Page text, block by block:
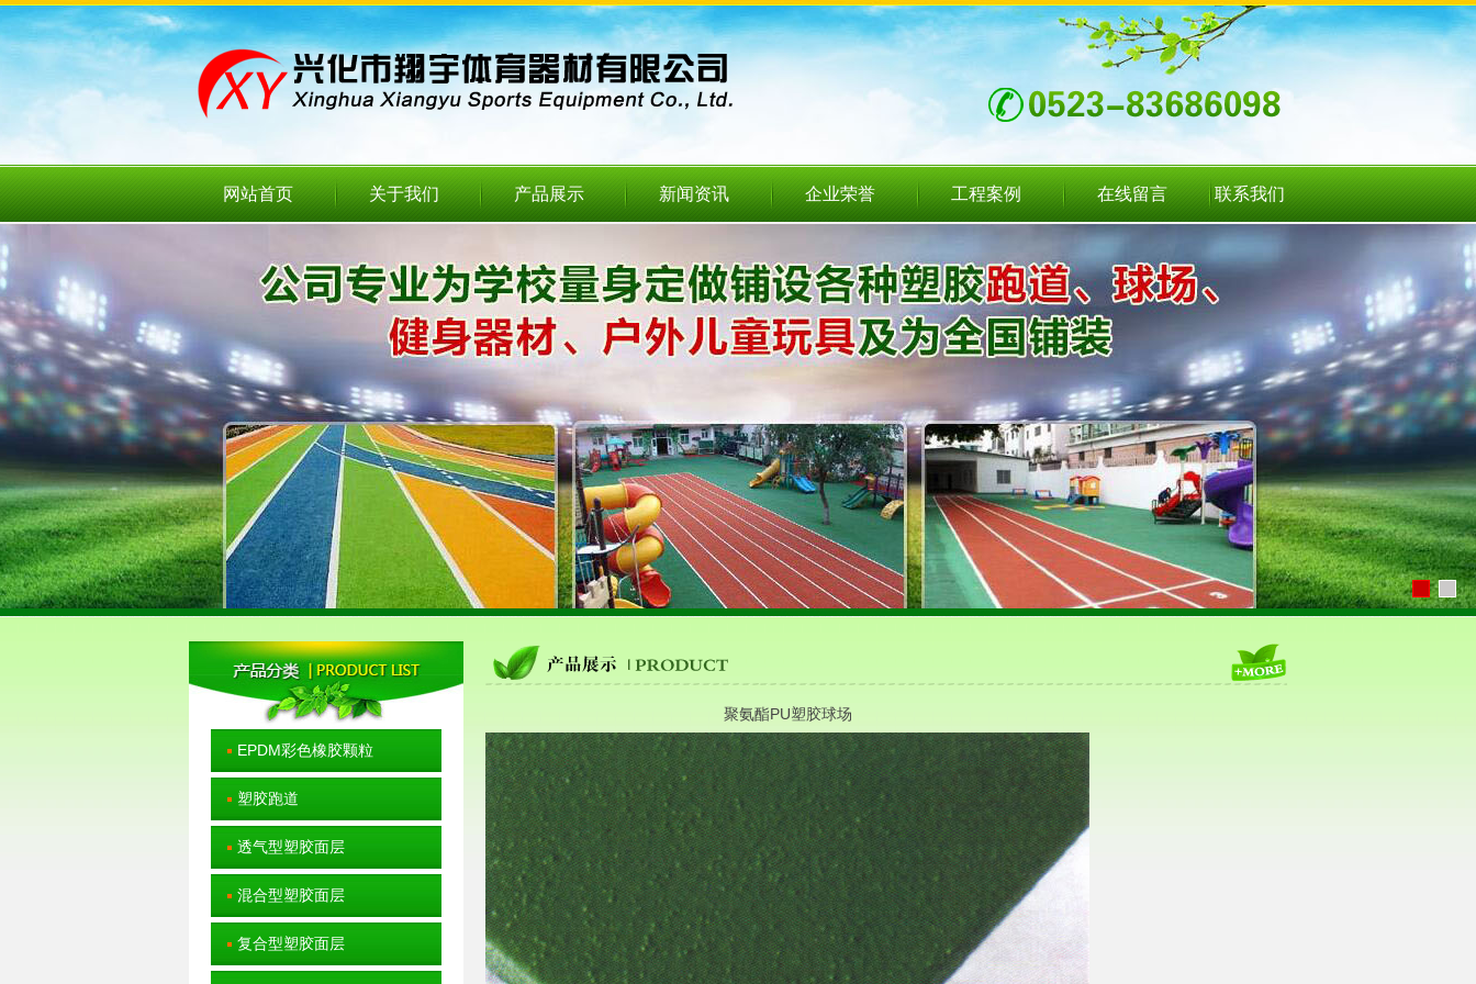
网站首页 关于我们 产品展示 新闻资讯 企业荣誉 工程案例 在线留言 联系我们
EPDM彩色橡胶颗粒
塑胶跑道
透气型塑胶面层
混合型塑胶面层
复合型塑胶面层
聚氨酯PU塑胶球场